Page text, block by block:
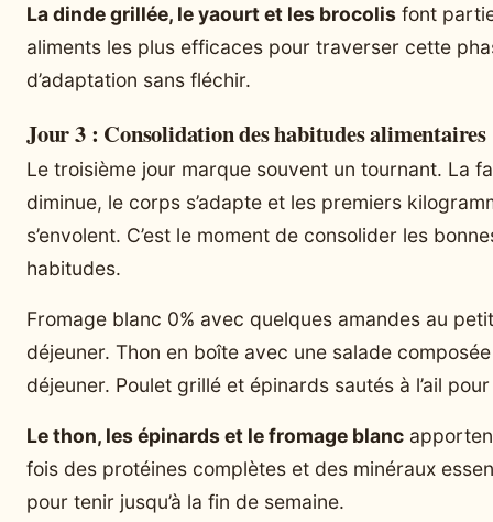
La dinde grillée, le yaourt et les brocolis font
aliments les plus efficaces pour traverser cette
d’adaptation sans fléchir.
Jour 3 : Consolidation des habitudes alimentaires
Le troisième jour marque souvent un tournant. La
diminue, le corps s’adapte et les premiers
s’envolent. C’est le moment de consolider les
habitudes.
Fromage blanc 0% avec quelques amandes au
déjeuner. Thon en boîte avec une salade
déjeuner. Poulet grillé et épinards sautés à l’ail
Le thon, les épinards et le fromage blanc
fois des protéines complètes et des minéraux
pour tenir jusqu’à la fin de semaine.